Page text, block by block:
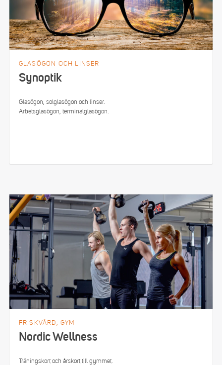
GLASÖGON OCH LINSER
Synoptik
Glasögon, solglasögon och linser.
Arbetsglasögon, terminalglasögon.
FRISKVÅRD, GYM
Nordic Wellness
Träningskort och årskort till gymmet.